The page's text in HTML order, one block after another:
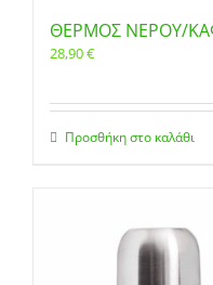
ΘΕΡΜΟΣ ΝΕΡΟΥ/
28,90€
Προσθήκη στο καλάθι